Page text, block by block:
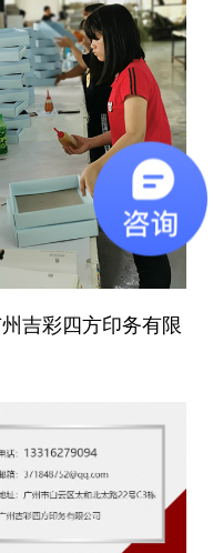
吉彩四方印务有限